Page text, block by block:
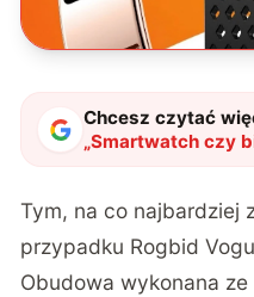
Chcesz czytać
„Smartwatch czy
to najcieńsza
Tym, na co najbardziej
przypadku Rogbid
Obudowa wykonana